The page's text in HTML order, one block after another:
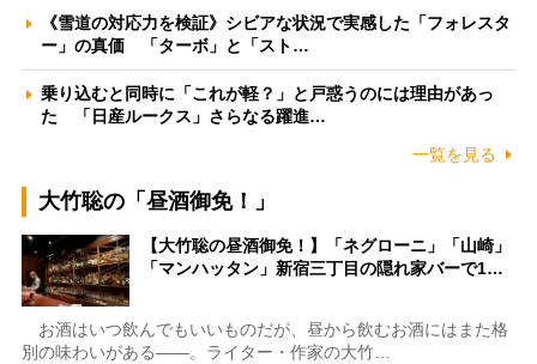
《雪道の対応力を検証》シビアな状況で実感した「フォレスタ
ー」の真価 「ターボ」と「スト…
乗り込むと同時に「これが軽？」と戸惑うのには理由があっ
た 「日産ルークス」さらなる躍進…
一覧を見る
大竹聡の「昼酒御免！」
【大竹聡の昼酒御免！】「ネグローニ」「山崎」
「マンハッタン」新宿三丁目の隠れ家バーで1…
お酒はいつ飲んでもいいものだが、昼から飲むお酒にはまた格
別の味わいがある――。ライター・作家の大竹…